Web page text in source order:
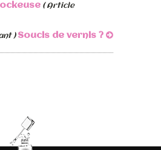
( Article
) Soucis de vernis ?